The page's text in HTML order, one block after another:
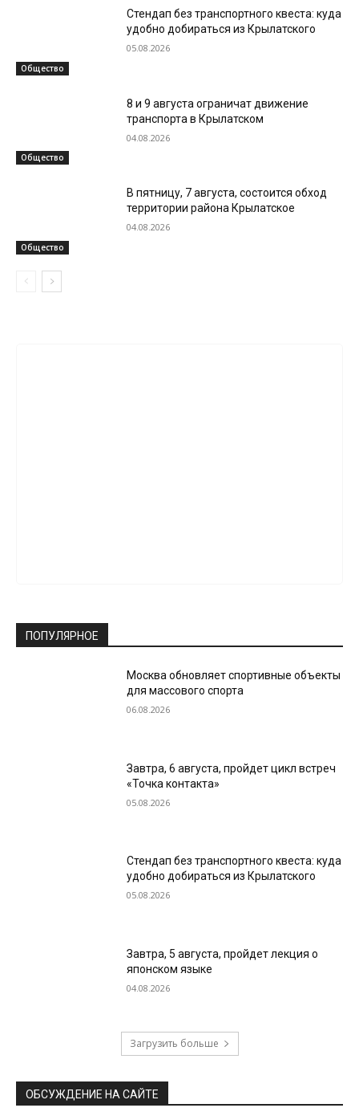
Общество
Стендап без транспортного квеста: куда
удобно добираться из Крылатского
05.08.2026
Общество
8 и 9 августа ограничат движение
транспорта в Крылатском
04.08.2026
Общество
В пятницу, 7 августа, состоится обход
территории района Крылатское
04.08.2026
ПОПУЛЯРНОЕ
Москва обновляет спортивные объекты
для массового спорта
06.08.2026
Завтра, 6 августа, пройдет цикл встреч
«Точка контакта»
05.08.2026
Стендап без транспортного квеста: куда
удобно добираться из Крылатского
05.08.2026
Завтра, 5 августа, пройдет лекция о
японском языке
04.08.2026
Загрузить больше
ОБСУЖДЕНИЕ НА САЙТЕ